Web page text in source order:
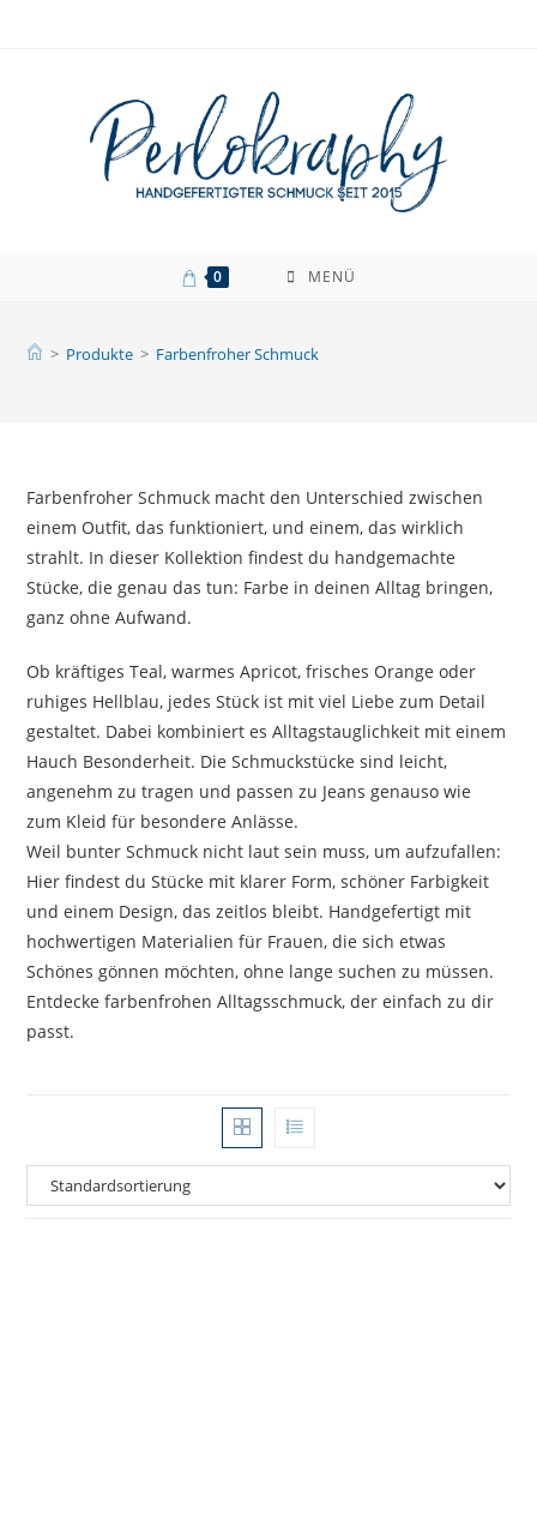
0 MENÜ
> Produkte > Farbenfroher Schmuck
Farbenfroher Schmuck macht den Unterschied zwischen
einem Outfit, das funktioniert, und einem, das wirklich
strahlt. In dieser Kollektion findest du handgemachte
Stücke, die genau das tun: Farbe in deinen Alltag bringen,
ganz ohne Aufwand.
Ob kräftiges Teal, warmes Apricot, frisches Orange oder
ruhiges Hellblau, jedes Stück ist mit viel Liebe zum Detail
gestaltet. Dabei kombiniert es Alltagstauglichkeit mit einem
Hauch Besonderheit. Die Schmuckstücke sind leicht,
angenehm zu tragen und passen zu Jeans genauso wie
zum Kleid für besondere Anlässe.
Weil bunter Schmuck nicht laut sein muss, um aufzufallen:
Hier findest du Stücke mit klarer Form, schöner Farbigkeit
und einem Design, das zeitlos bleibt. Handgefertigt mit
hochwertigen Materialien für Frauen, die sich etwas
Schönes gönnen möchten, ohne lange suchen zu müssen.
Entdecke farbenfrohen Alltagsschmuck, der einfach zu dir
passt.